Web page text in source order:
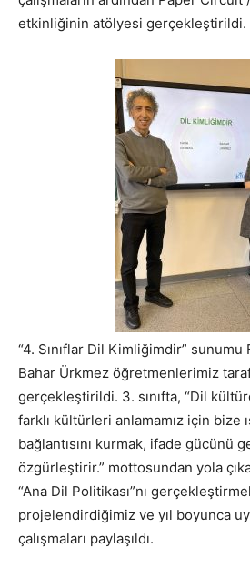
etkinliğinin atölyesi gerçekleştirildi.
“4. Sınıflar Dil Kimliğimdir” sunumu
Bahar Ürkmez öğretmenlerimiz
gerçekleştirildi. 3. sınıfta, “Dil
farklı kültürleri anlamamız için bize
bağlantısını kurmak, ifade gücünü
özgürleştirir.” mottosundan yola
“Ana Dil Politikası”nı
projelendirdiğimiz ve yıl boyunca
çalışmaları paylaşıldı.